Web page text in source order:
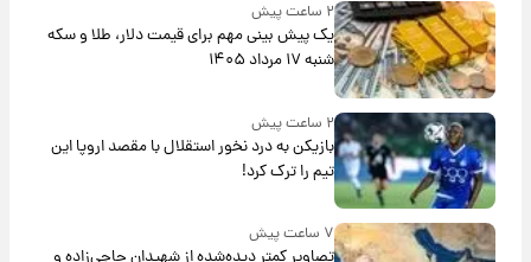
۲ ساعت پیش
یک پیش ‌بینی مهم برای قیمت دلار، طلا و سکه
شنبه ۱۷ مرداد ۱۴۰۵
۲ ساعت پیش
بازیکن به درد نخور استقلال با مقصد اروپا این
تیم را ترک کرد!
۷ ساعت پیش